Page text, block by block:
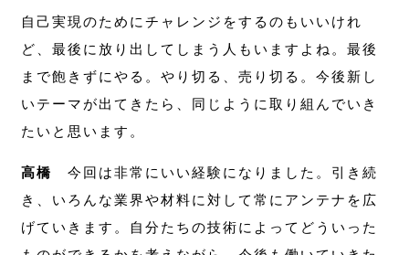
自己実現のためにチャレンジをするのもいいけれ
ど、最後に放り出してしまう人もいますよね。最後
まで飽きずにやる。やり切る、売り切る。今後新し
いテーマが出てきたら、同じように取り組んでいき
たいと思います。
高橋 今回は非常にいい経験になりました。引き続
き、いろんな業界や材料に対して常にアンテナを広
げていきます。自分たちの技術によってどういった